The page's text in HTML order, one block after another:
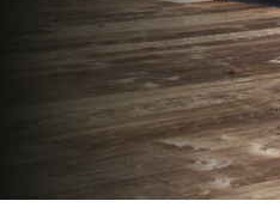
MON DEVIS MOTEUR
Voir tous nos produits